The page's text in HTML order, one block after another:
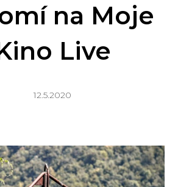
na Moje
Live
12.5.2020